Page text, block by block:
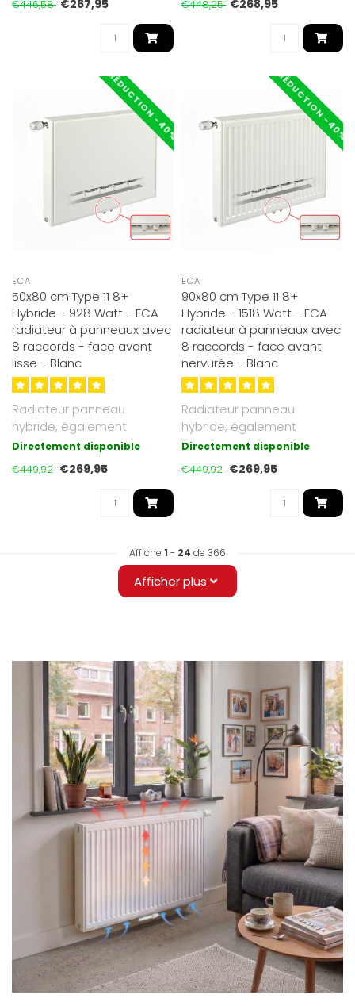
€446,58 €267,95
€448,25 €268,95
RÉDUCTION -40%
ECA
50x80 cm Type 11 8+
Hybride - 928 Watt - ECA
radiateur à panneaux avec
8 raccords - face avant
lisse - Blanc
Radiateur panneau
hybride, également
adapté basse
température. Jusqu’à 30 ..
Directement disponible
€449,92 €269,95
RÉDUCTION -40%
ECA
90x80 cm Type 11 8+
Hybride - 1518 Watt - ECA
radiateur à panneaux avec
8 raccords - face avant
nervurée - Blanc
Radiateur panneau
hybride, également
adapté basse
température. Jusqu’à 30 ..
Directement disponible
€449,92 €269,95
Affiche 1 - 24 de 366
Afficher plus